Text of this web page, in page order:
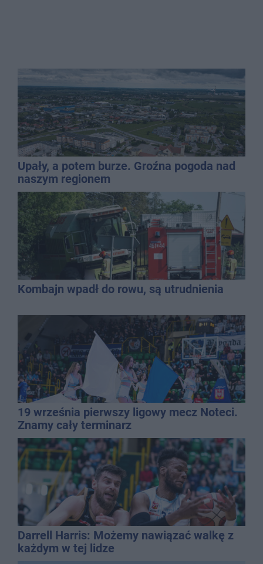
Upały, a potem burze. Groźna pogoda nad
naszym regionem
Kombajn wpadł do rowu, są utrudnienia
19 września pierwszy ligowy mecz Noteci.
Znamy cały terminarz
Darrell Harris: Możemy nawiązać walkę z
każdym w tej lidze